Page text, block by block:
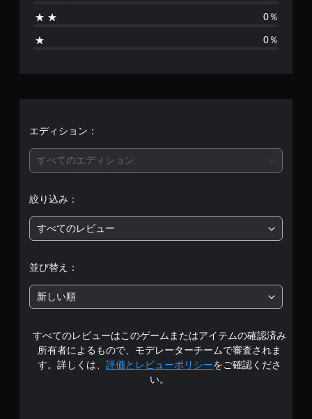
、
段
階
の
5
で
す
0％
0％
エディション：
すべてのエディション
絞り込み：
すべてのレビュー
並び替え：
新しい順
すべてのレビューはこのゲームまたはアイテムの確認済み
所有者によるもので、モデレーターチームで審査されま
す。詳しくは、 評価とレビューポリシーをご確認くださ
い。